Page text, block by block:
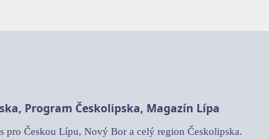
Program Českolipska, Magazín Lípa
Českou Lípu, Nový Bor a celý region Českolipska.